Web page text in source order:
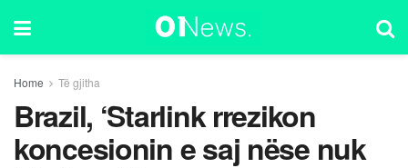
Home Të gjitha
Brazil, ‘Starlink rrezikon
koncesionin e saj nëse nuk